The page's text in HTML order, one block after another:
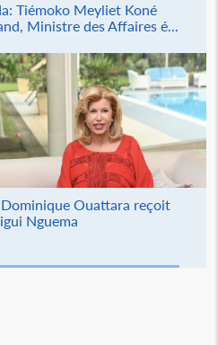
Tiémoko Meyliet Koné
Ministre des Affaires é...
Ouattara reçoit
Nguema